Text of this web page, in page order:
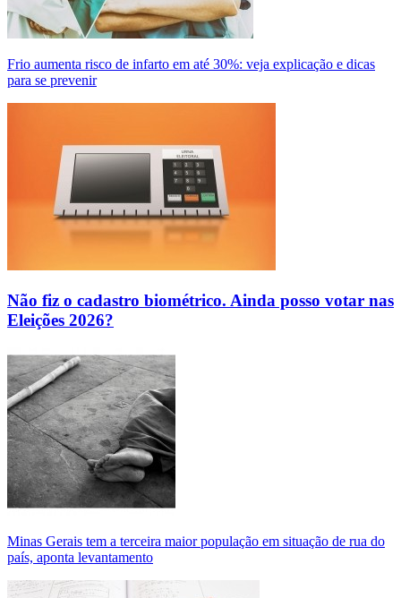
Frio aumenta risco de infarto em até 30%: veja explicação e dicas
para se prevenir
Não fiz o cadastro biométrico. Ainda posso votar nas
Eleições 2026?
Minas Gerais tem a terceira maior população em situação de rua do
país, aponta levantamento